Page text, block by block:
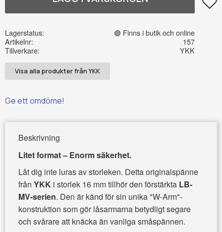
Lagerstatus
🟢 Finns i butik och online
Artikelnr
157
Tillverkare
YKK
Visa alla produkter från YKK
Ge ett omdöme!
Beskrivning
Litet format – Enorm säkerhet.
Låt dig inte luras av storleken. Detta originalspänne
från YKKi storlek 16 mm tillhör den förstärkta LB-
MV-serien. Den är känd för sin unika "W-Arm"-
konstruktion som gör låsarmarna betydligt segare
och svårare att knäcka än vanliga småspännen.